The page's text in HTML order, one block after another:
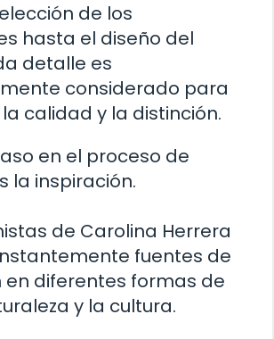
de los
hasta el diseño del
detalle es
considerado para
calidad y la distinción.
en el proceso de
la inspiración.
de Carolina Herrera
fuentes de
en diferentes formas de
y la cultura.